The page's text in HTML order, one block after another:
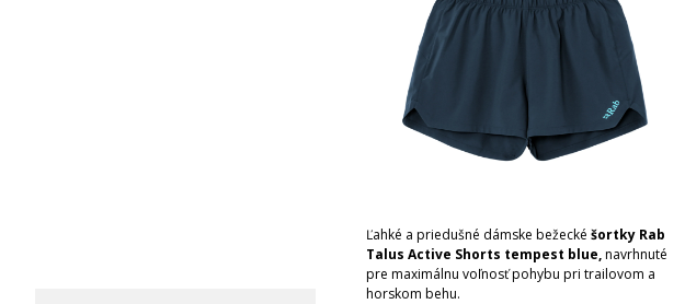
Ľahké a priedušné dámske bežecké šortky Rab
Talus Active Shorts tempest blue,navrhnuté
pre maximálnu voľnosť pohybu pri trailovom a
horskom behu.